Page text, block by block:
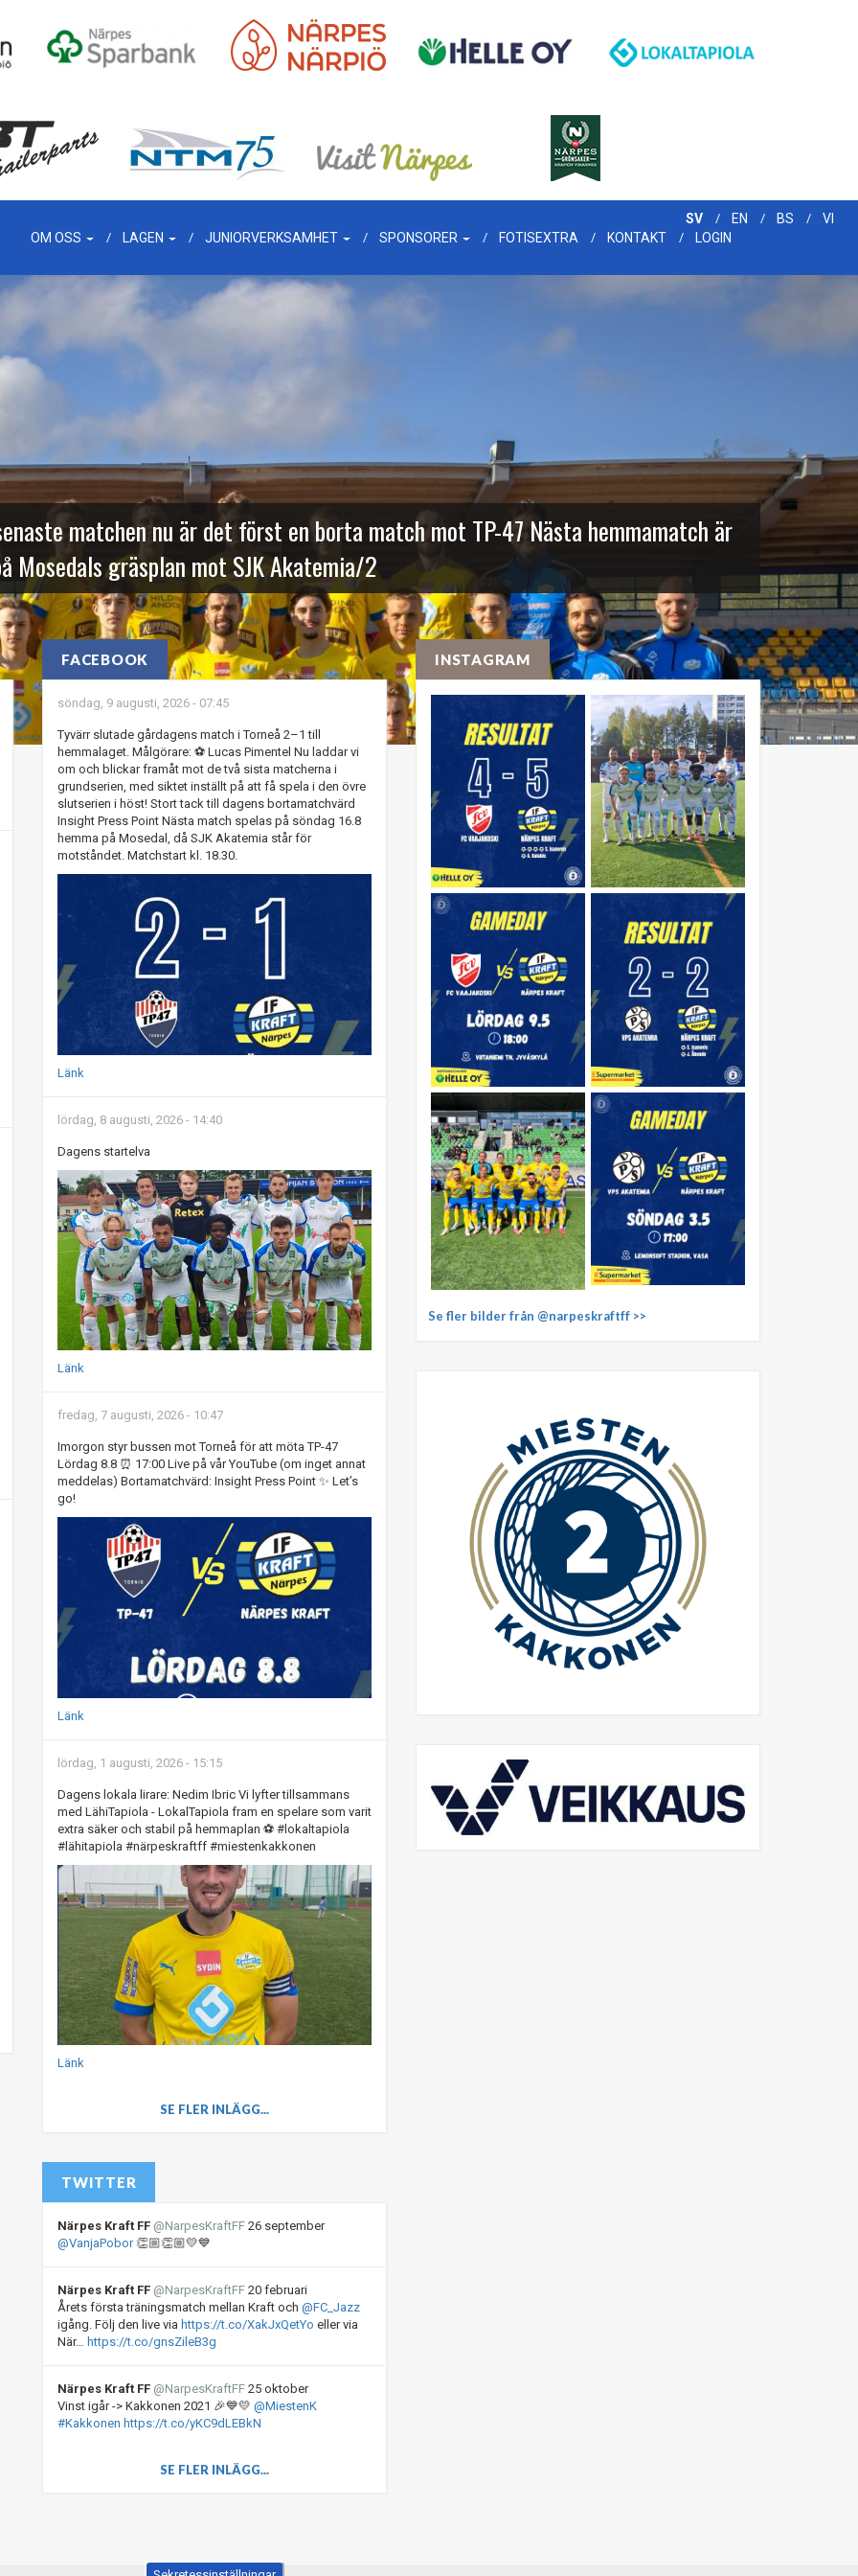
OM OSS LAGEN JUNIORVERKSAMHET SPONSORER FOTISEXTRA KONTAKT LOGIN
SV EN BS VI
matchen nu är det först en borta match mot TP-47 Nästa hemmamatch är
Mosedals gräsplan mot SJK Akatemia/2
FACEBOOK
söndag, 9 augusti, 2026 - 07:45
Tyvärr slutade gårdagens match i Torneå 2–1 till
hemmalaget. Målgörare: ⚽️ Lucas Pimentel Nu laddar vi
om och blickar framåt mot de två sista matcherna i
grundserien, med siktet inställt på att få spela i den övre
slutserien i höst! Stort tack till dagens bortamatchvärd
Insight Press Point Nästa match spelas på söndag 16.8
hemma på Mosedal, då SJK Akatemia står för
motståndet. Matchstart kl. 18.30.
Länk
lördag, 8 augusti, 2026 - 14:40
Dagens startelva
Länk
fredag, 7 augusti, 2026 - 10:47
Imorgon styr bussen mot Torneå för att möta TP-47
Lördag 8.8 ⏰ 17:00 Live på vår YouTube (om inget annat
meddelas) Bortamatchvärd: Insight Press Point ✨ Let’s
go!
Länk
lördag, 1 augusti, 2026 - 15:15
Dagens lokala lirare: Nedim Ibric Vi lyfter tillsammans
med LähiTapiola - LokalTapiola fram en spelare som varit
extra säker och stabil på hemmaplan ⚽️ #lokaltapiola
#lähitapiola #närpeskraftff #miestenkakkonen
Länk
SE FLER INLÄGG...
TWITTER
Närpes Kraft FF @NarpesKraftFF 26 september
@VanjaPobor👏🏼👏🏼💛💙
Närpes Kraft FF @NarpesKraftFF 20 februari
Årets första träningsmatch mellan Kraft och @FC_Jazz
igång. Följ den live via https://t.co/XakJxQetYo eller via
När… https://t.co/gnsZileB3g
Närpes Kraft FF @NarpesKraftFF 25 oktober
Vinst igår -> Kakkonen 2021 🎉💙💛 @MiestenK
#Kakkonen https://t.co/yKC9dLEBkN
SE FLER INLÄGG...
INSTAGRAM
Se fler bilder från @narpeskraftff >>